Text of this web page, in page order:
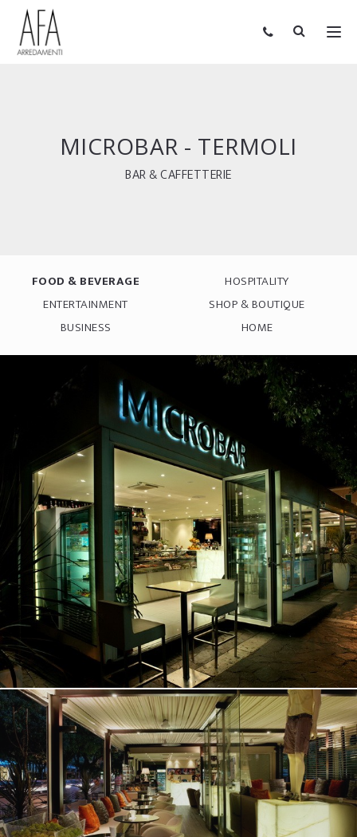
MICROBAR - TERMOLI
BAR & CAFFETTERIE
FOOD & BEVERAGE
HOSPITALITY
ENTERTAINMENT
SHOP & BOUTIQUE
BUSINESS
HOME